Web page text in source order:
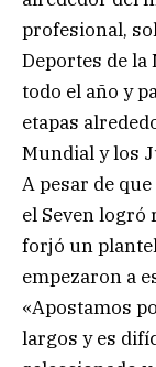
profesional,
Deportes de la
todo el año y
etapas
Mundial y los
A pesar de
el Seven logró
forjó un
empezaron a
«Apostamos
largos y es